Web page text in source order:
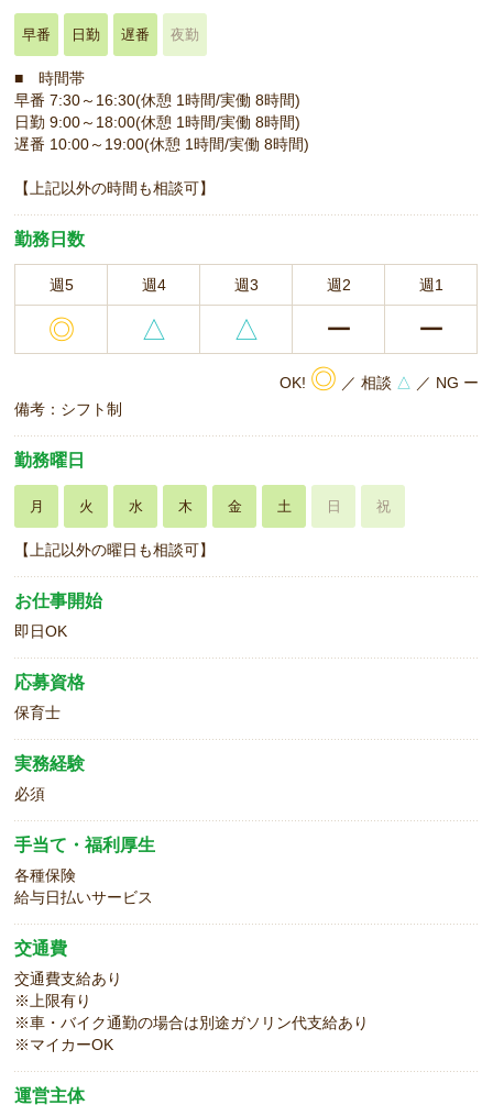
早番 日勤 遅番 夜勤
■ 時間帯
早番 7:30～16:30(休憩 1時間/実働 8時間)
日勤 9:00～18:00(休憩 1時間/実働 8時間)
遅番 10:00～19:00(休憩 1時間/実働 8時間)
【上記以外の時間も相談可】
勤務日数
週5 週4 週3 週2 週1
◎ △ △ ー ー
OK! ◎ ／ 相談 △ ／ NG ー
備考：シフト制
勤務曜日
月 火 水 木 金 土 日 祝
【上記以外の曜日も相談可】
お仕事開始
即日OK
応募資格
保育士
実務経験
必須
手当て・福利厚生
各種保険
給与日払いサービス
交通費
交通費支給あり
※上限有り
※車・バイク通勤の場合は別途ガソリン代支給あり
※マイカーOK
運営主体